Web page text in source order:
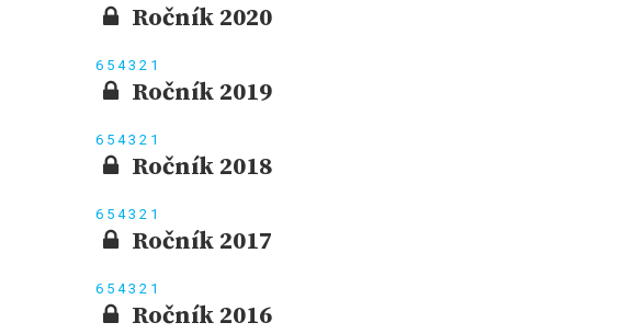
Ročník 2020
6 5 43 2 1
Ročník 2019
6 5 43 2 1
Ročník 2018
6 5 43 2 1
Ročník 2017
6 5 43 2 1
Ročník 2016